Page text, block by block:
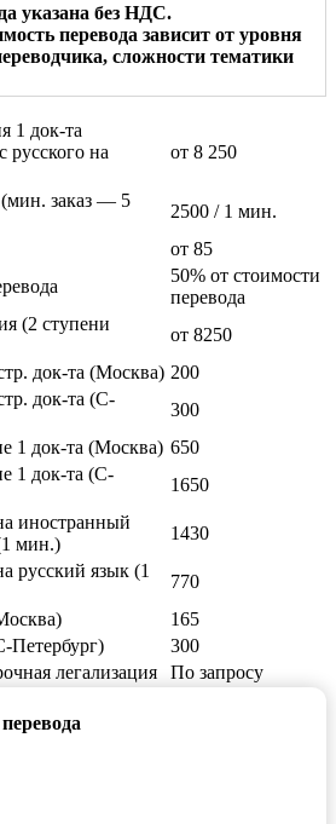
указана без НДС.
перевода зависит от уровня
сложности тематики
1 док-та
русского на
от 8 250
(мин. заказ — 5
2500 / 1 мин.
от 85
50% от стоимости
перевода
(2 ступени
от 8250
док-та (Москва) 200
док-та (С-
300
1 док-та (Москва) 650
1 док-та (С-
1650
иностранный
мин.)
1430
русский язык (1
770
165
Петербург)
300
легализация
По запросу